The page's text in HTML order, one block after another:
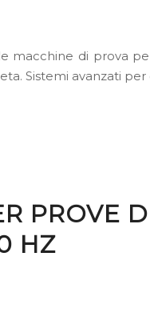
macchine di prova
Sistemi avanzati per
PROVE
HZ